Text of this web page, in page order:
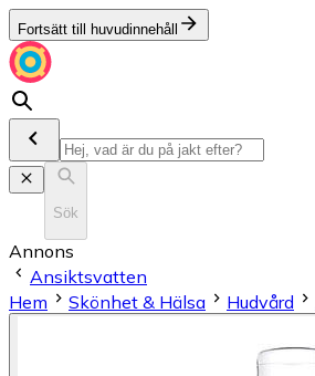
Fortsätt till huvudinnehåll
Sök
Annons
Ansiktsvatten
Hem
Skönhet & Hälsa Hudvård